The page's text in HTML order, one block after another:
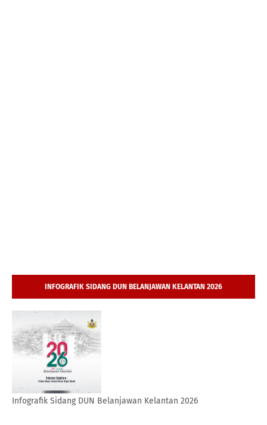
INFOGRAFIK SIDANG DUN BELANJAWAN KELANTAN 2026
Infografik Sidang DUN Belanjawan Kelantan 2026